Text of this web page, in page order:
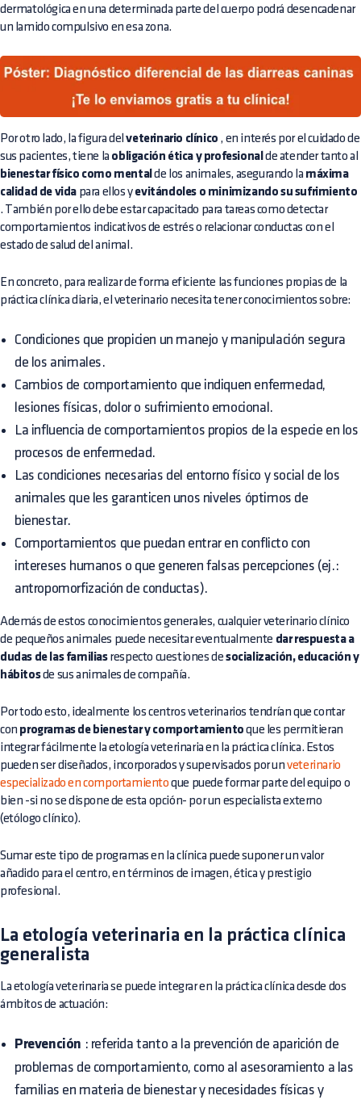
dermatológica en una determinada parte del cuerpo podrá desencadenar
un lamido compulsivo en esa zona.
Por otro lado, la figura delveterinario clínico , en interés por el cuidado de
sus pacientes, tiene la obligación ética y profesional de atender tanto al
bienestar físico como mental de los animales, asegurando la máxima
calidad de vida para ellos y evitándoles o minimizando su sufrimiento
. También por ello debe estar capacitado para tareas como detectar
comportamientos indicativos de estrés o relacionar conductas con el
estado de salud del animal.
En concreto, para realizar de forma eficiente las funciones propias de la
práctica clínica diaria, el veterinario necesita tener conocimientos sobre:
Condiciones que propicien un manejo y manipulación segura
de los animales.
Cambios de comportamiento que indiquen enfermedad,
lesiones físicas, dolor o sufrimiento emocional.
La influencia de comportamientos propios de la especie en los
procesos de enfermedad.
Las condiciones necesarias del entorno físico y social de los
animales que les garanticen unos niveles óptimos de
bienestar.
Comportamientos que puedan entrar en conflicto con
intereses humanos o que generen falsas percepciones (ej.:
antropomorfización de conductas).
Además de estos conocimientos generales, cualquier veterinario clínico
de pequeños animales puede necesitar eventualmente dar respuesta a
dudas de las familiasrespecto cuestiones desocialización, educación y
hábitosde sus animales de compañía.
Por todo esto, idealmente los centros veterinarios tendrían que contar
con programas de bienestar y comportamiento que les permitieran
integrar fácilmente la etología veterinaria en la práctica clínica. Estos
pueden ser diseñados, incorporados y supervisados por unveterinario
especializado en comportamiento que puede formar parte del equipo o
bien -si no se dispone de esta opción- por un especialista externo
(etólogo clínico).
Sumar este tipo de programas en la clínica puede suponer un valor
añadido para el centro, en términos de imagen, ética y prestigio
profesional.
La etología veterinaria en la práctica clínica
generalista
La etología veterinaria se puede integrar en la práctica clínica desde dos
ámbitos de actuación:
Prevención : referida tanto a la prevención de aparición de
problemas de comportamiento, como al asesoramiento a las
familias en materia de bienestar y necesidades físicas y